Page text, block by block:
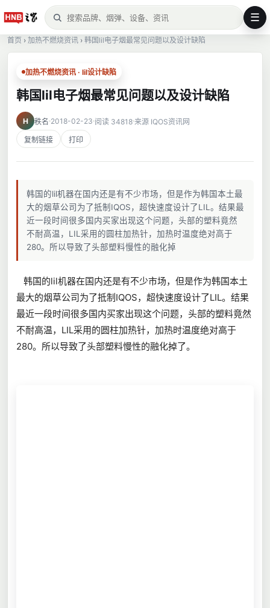
☰
首页 › 加热不燃烧资讯 › 韩国lil电子烟最常见问题以及设计缺陷
加热不燃烧资讯 · lil设计缺陷
韩国lil电子烟最常见问题以及设计缺陷
H 秩名 2018-02-23 阅读 34818 来源 IQOS资讯网
复制链接 打印
韩国的lil机器在国内还是有不少市场，但是作为韩国本土最
大的烟草公司为了抵制IQOS，超快速度设计了LIL。结果最
近一段时间很多国内买家出现这个问题，头部的塑料竟然
不耐高温，LIL采用的圆柱加热针，加热时温度绝对高于
280。所以导致了头部塑料慢性的融化掉
韩国的lil机器在国内还是有不少市场，但是作为韩国本土
最大的烟草公司为了抵制IQOS，超快速度设计了LIL。结果
最近一段时间很多国内买家出现这个问题，头部的塑料竟然
不耐高温，LIL采用的圆柱加热针，加热时温度绝对高于
280。所以导致了头部塑料慢性的融化掉了。